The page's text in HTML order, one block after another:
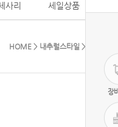
사리 세일상품
HOME > 내추럴스타일 >
장